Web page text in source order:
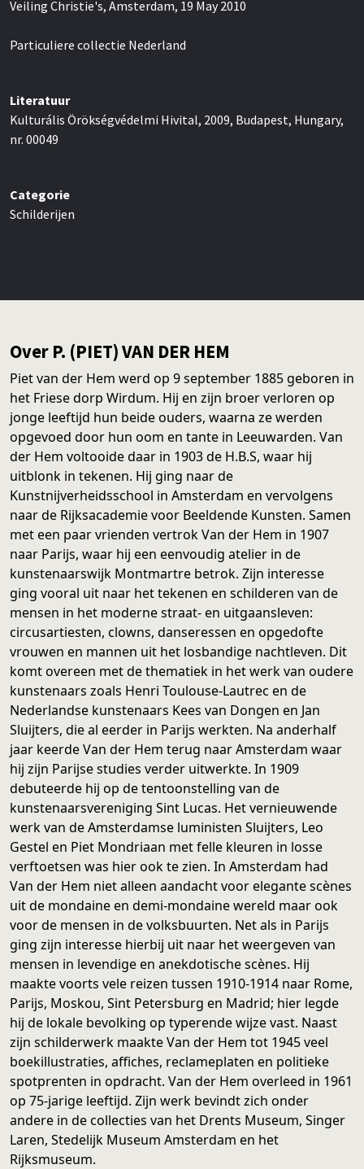
Veiling Christie's, Amsterdam, 19 May 2010
Particuliere collectie Nederland
Literatuur
Kulturális Örökségvédelmi Hivital, 2009, Budapest, Hungary,
nr. 00049
Categorie
Schilderijen
Over P. (PIET) VAN DER HEM
Piet van der Hem werd op 9 september 1885 geboren in
het Friese dorp Wirdum. Hij en zijn broer verloren op
jonge leeftijd hun beide ouders, waarna ze werden
opgevoed door hun oom en tante in Leeuwarden. Van
der Hem voltooide daar in 1903 de H.B.S, waar hij
uitblonk in tekenen. Hij ging naar de
Kunstnijverheidsschool in Amsterdam en vervolgens
naar de Rijksacademie voor Beeldende Kunsten. Samen
met een paar vrienden vertrok Van der Hem in 1907
naar Parijs, waar hij een eenvoudig atelier in de
kunstenaarswijk Montmartre betrok. Zijn interesse
ging vooral uit naar het tekenen en schilderen van de
mensen in het moderne straat- en uitgaansleven:
circusartiesten, clowns, danseressen en opgedofte
vrouwen en mannen uit het losbandige nachtleven. Dit
komt overeen met de thematiek in het werk van oudere
kunstenaars zoals Henri Toulouse-Lautrec en de
Nederlandse kunstenaars Kees van Dongen en Jan
Sluijters, die al eerder in Parijs werkten. Na anderhalf
jaar keerde Van der Hem terug naar Amsterdam waar
hij zijn Parijse studies verder uitwerkte. In 1909
debuteerde hij op de tentoonstelling van de
kunstenaarsvereniging Sint Lucas. Het vernieuwende
werk van de Amsterdamse luministen Sluijters, Leo
Gestel en Piet Mondriaan met felle kleuren in losse
verftoetsen was hier ook te zien. In Amsterdam had
Van der Hem niet alleen aandacht voor elegante scènes
uit de mondaine en demi-mondaine wereld maar ook
voor de mensen in de volksbuurten. Net als in Parijs
ging zijn interesse hierbij uit naar het weergeven van
mensen in levendige en anekdotische scènes. Hij
maakte voorts vele reizen tussen 1910-1914 naar Rome,
Parijs, Moskou, Sint Petersburg en Madrid; hier legde
hij de lokale bevolking op typerende wijze vast. Naast
zijn schilderwerk maakte Van der Hem tot 1945 veel
boekillustraties, affiches, reclameplaten en politieke
spotprenten in opdracht. Van der Hem overleed in 1961
op 75-jarige leeftijd. Zijn werk bevindt zich onder
andere in de collecties van het Drents Museum, Singer
Laren, Stedelijk Museum Amsterdam en het
Rijksmuseum.